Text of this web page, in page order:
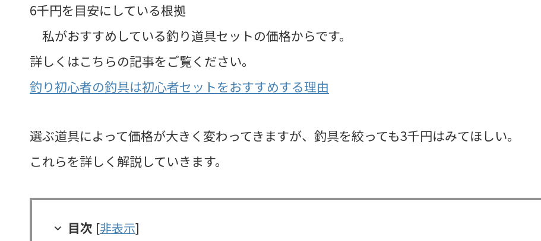
6千円を目安にしている根拠
私がおすすめしている釣り道具セットの価格からです。
詳しくはこちらの記事をご覧ください。
釣り初心者の釣具は初心者セットをおすすめする理由
選ぶ道具によって価格が大きく変わってきますが、釣具を絞っても3千円はみてほしい。
これらを詳しく解説していきます。
目次 [非表示]